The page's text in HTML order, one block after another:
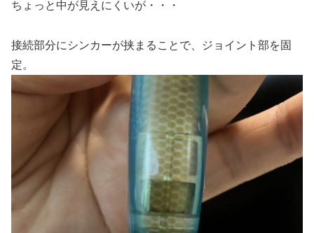
ちょっと中が見えにくいが・・・
接続部分にシンカーが挟まることで、ジョイント部を固
定。